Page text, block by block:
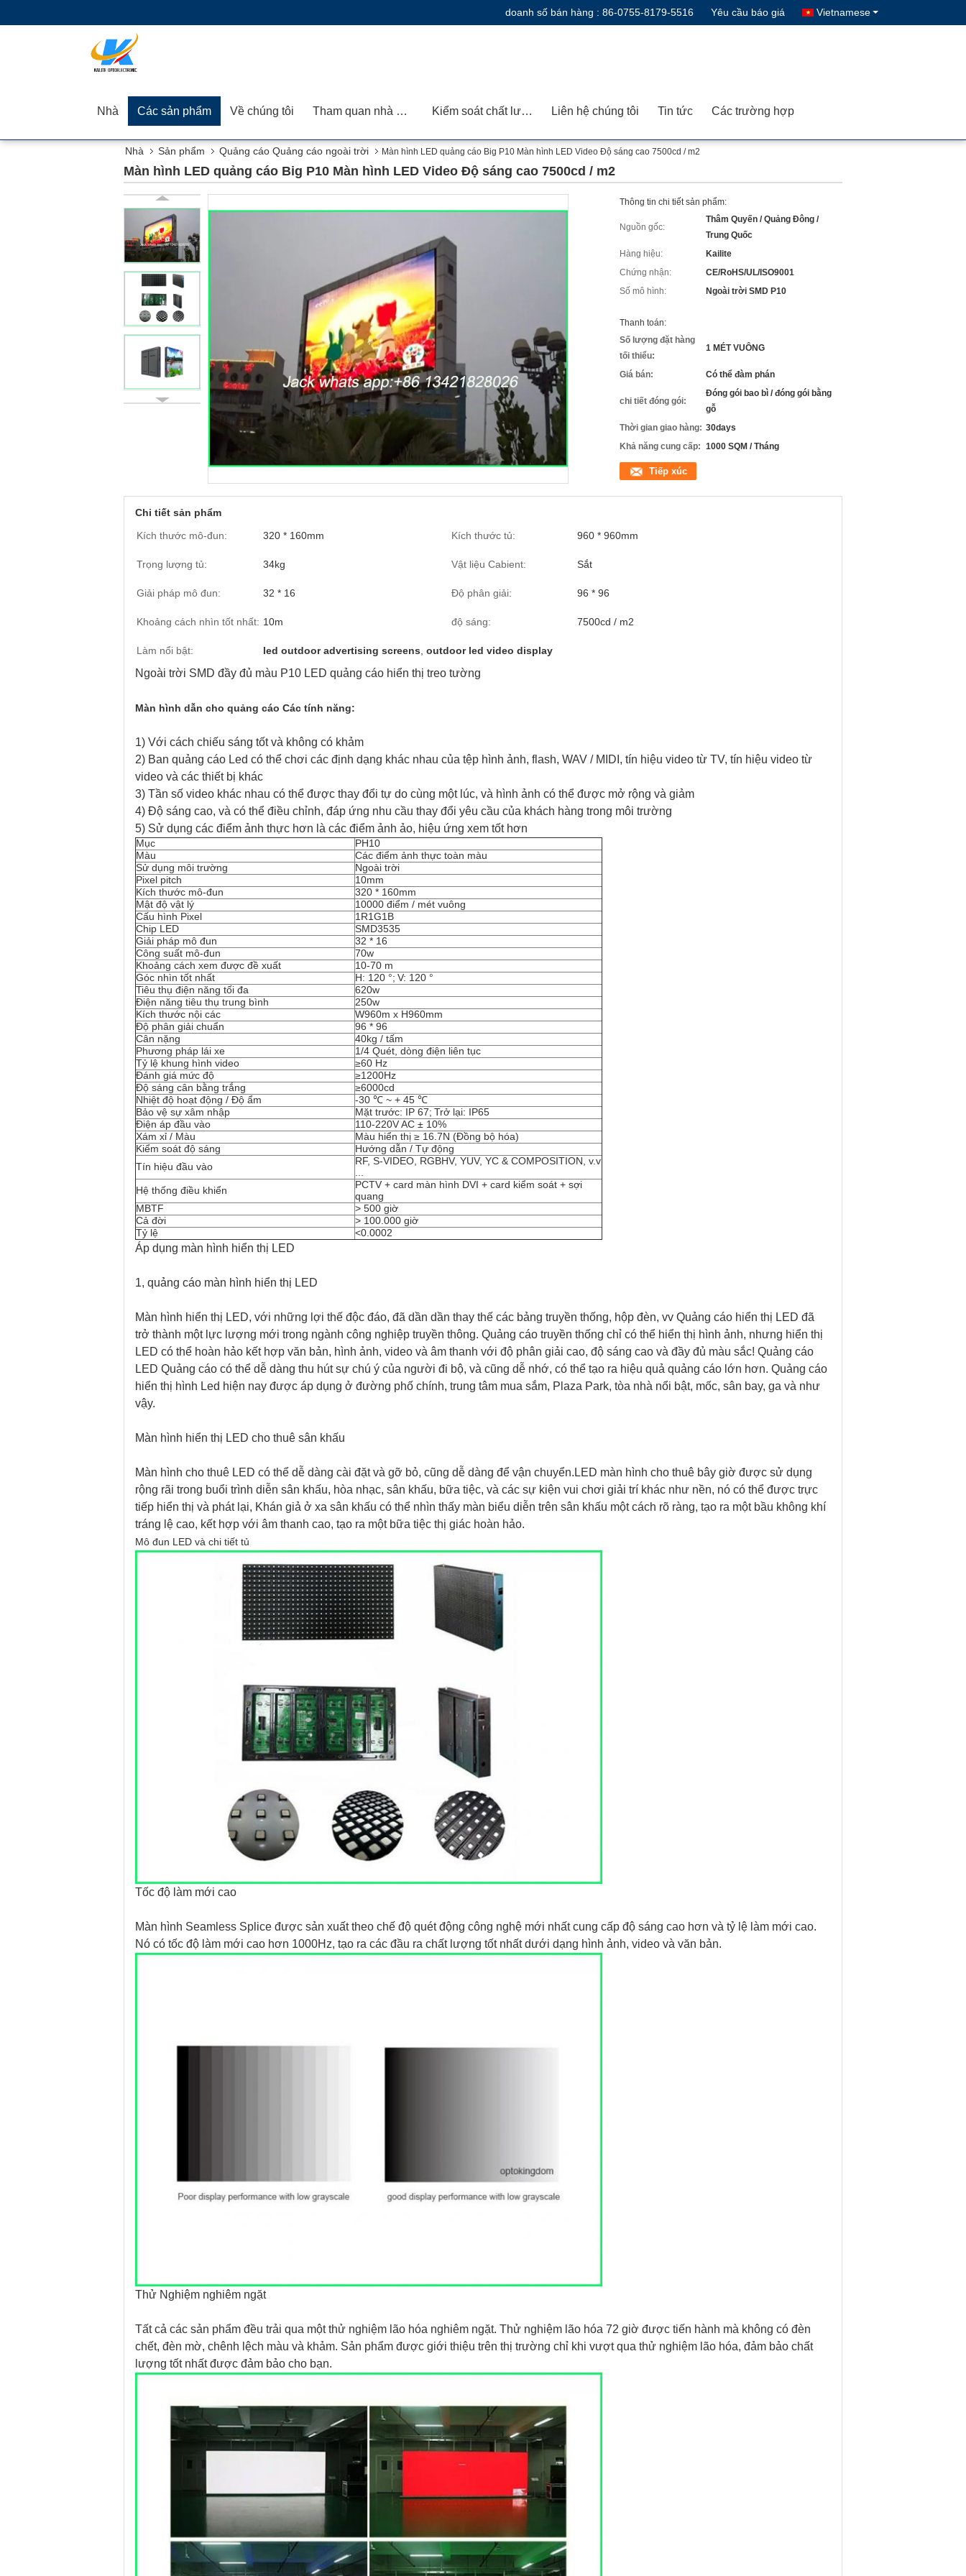
doanh số bán hàng : 86-0755-8179-5516 Yêu cầu báo giá Vietnamese
Nhà Các sản phẩm Về chúng tôi Tham quan nhà máy Kiểm soát chất lượng Liên hệ chúng tôi Tin tức Các trường hợp
Nhà Sản phẩm Quảng cáo Quảng cáo ngoài trời Màn hình LED quảng cáo Big P10 Màn hình LED Video Độ sáng cao 7500cd / m2
Màn hình LED quảng cáo Big P10 Màn hình LED Video Độ sáng cao 7500cd / m2
Thông tin chi tiết sản phẩm:
Nguồn gốc:
Thâm Quyến / Quảng Đông /
Trung Quốc
Hàng hiệu:
Kailite
Chứng nhận:
CE/RoHS/UL/ISO9001
Số mô hình:
Ngoài trời SMD P10
Thanh toán:
Số lượng đặt hàng
tối thiểu:
1 MÉT VUÔNG
Giá bán: Có thể đàm phán
chi tiết đóng gói:
Đóng gói bao bì / đóng gói bằng
gỗ
Thời gian giao hàng: 30days
Khả năng cung cấp: 1000 SQM / Tháng
Tiếp xúc
Chi tiết sản phẩm
Kích thước mô-đun:
320 * 160mm Kích thước tủ: 960 * 960mm
Trọng lượng tủ: 34kg Vật liệu Cabient: Sắt
Giải pháp mô đun: 32 * 16 Độ phân giải: 96 * 96
Khoảng cách nhìn tốt nhất: 10m độ sáng: 7500cd / m2
Làm nổi bật: led outdoor advertising screens outdoor led video display
Ngoài trời SMD đầy đủ màu P10 LED quảng cáo hiển thị treo tường
Màn hình dẫn cho quảng cáo Các tính năng:
1) Với cách chiếu sáng tốt và không có khảm
2) Ban quảng cáo Led có thể chơi các định dạng khác nhau của tệp hình ảnh, flash, WAV / MIDI, tín hiệu video từ TV, tín hiệu video từ
video và các thiết bị khác
3) Tần số video khác nhau có thể được thay đổi tự do cùng một lúc, và hình ảnh có thể được mở rộng và giảm
4) Độ sáng cao, và có thể điều chỉnh, đáp ứng nhu cầu thay đổi yêu cầu của khách hàng trong môi trường
5) Sử dụng các điểm ảnh thực hơn là các điểm ảnh ảo, hiệu ứng xem tốt hơn
Mục
PH10
Màu
Các điểm ảnh thực toàn màu
Sử dụng môi trường
Ngoài trời
Pixel pitch
10mm
Kích thước mô-đun
320 * 160mm
Mật độ vật lý
10000 điểm / mét vuông
Cấu hình Pixel
1R1G1B
Chip LED
SMD3535
Giải pháp mô đun
32 * 16
Công suất mô-đun
70w
Khoảng cách xem được đề xuất
10-70 m
Góc nhìn tốt nhất
H: 120 °; V: 120 °
Tiêu thụ điện năng tối đa
620w
Điện năng tiêu thụ trung bình
250w
Kích thước nội các
W960m x H960mm
Độ phân giải chuẩn
96 * 96
Cân nặng
40kg / tấm
Phương pháp lái xe
1/4 Quét, dòng điện liên tục
Tỷ lệ khung hình video
≥60 Hz
Đánh giá mức độ
≥1200Hz
Độ sáng cân bằng trắng
≥6000cd
Nhiệt độ hoạt động / Độ ẩm
-30 ℃ ~ + 45 ℃
Bảo vệ sự xâm nhập
Mặt trước: IP 67; Trở lại: IP65
Điện áp đầu vào
110-220V AC ± 10%
Xám xỉ / Màu
Màu hiển thị ≥ 16.7N (Đồng bộ hóa)
Kiểm soát độ sáng
Hướng dẫn / Tự động
Tín hiệu đầu vào
RF, S-VIDEO, RGBHV, YUV, YC & COMPOSITION, v.v
Hệ thống điều khiển
PCTV + card màn hình DVI + card kiểm soát + sợi
quang
MBTF
> 500 giờ
Cả đời
> 100.000 giờ
Tỷ lệ
<0.0002
Áp dụng màn hình hiển thị LED
1, quảng cáo màn hình hiển thị LED
Màn hình hiển thị LED, với những lợi thế độc đáo, đã dần dần thay thế các bảng truyền thống, hộp đèn, vv Quảng cáo hiển thị LED đã
trở thành một lực lượng mới trong ngành công nghiệp truyền thông. Quảng cáo truyền thống chỉ có thể hiển thị hình ảnh, nhưng hiển thị
LED có thể hoàn hảo kết hợp văn bản, hình ảnh, video và âm thanh với độ phân giải cao, độ sáng cao và đầy đủ màu sắc! Quảng cáo
LED Quảng cáo có thể dễ dàng thu hút sự chú ý của người đi bộ, và cũng dễ nhớ, có thể tạo ra hiệu quả quảng cáo lớn hơn. Quảng cáo
hiển thị hình Led hiện nay được áp dụng ở đường phố chính, trung tâm mua sắm, Plaza Park, tòa nhà nổi bật, mốc, sân bay, ga và như
vậy.
Màn hình hiển thị LED cho thuê sân khấu
Màn hình cho thuê LED có thể dễ dàng cài đặt và gỡ bỏ, cũng dễ dàng để vận chuyển.LED màn hình cho thuê bây giờ được sử dụng
rộng rãi trong buổi trình diễn sân khấu, hòa nhạc, sân khấu, bữa tiệc, và các sự kiện vui chơi giải trí khác như nền, nó có thể được trực
tiếp hiển thị và phát lại, Khán giả ở xa sân khấu có thể nhìn thấy màn biểu diễn trên sân khấu một cách rõ ràng, tạo ra một bầu không khí
tráng lệ cao, kết hợp với âm thanh cao, tạo ra một bữa tiệc thị giác hoàn hảo.
Mô đun LED và chi tiết tủ
Tốc độ làm mới cao
Màn hình Seamless Splice được sản xuất theo chế độ quét động công nghệ mới nhất cung cấp độ sáng cao hơn và tỷ lệ làm mới cao.
Nó có tốc độ làm mới cao hơn 1000Hz, tạo ra các đầu ra chất lượng tốt nhất dưới dạng hình ảnh, video và văn bản.
Thử Nghiệm nghiêm ngặt
Tất cả các sản phẩm đều trải qua một thử nghiệm lão hóa nghiêm ngặt. Thử nghiệm lão hóa 72 giờ được tiến hành mà không có đèn
chết, đèn mờ, chênh lệch màu và khảm. Sản phẩm được giới thiệu trên thị trường chỉ khi vượt qua thử nghiệm lão hóa, đảm bảo chất
lượng tốt nhất được đảm bảo cho bạn.